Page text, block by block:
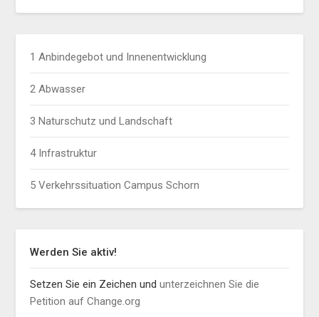
1 Anbindegebot und Innenentwicklung
2 Abwasser
3 Naturschutz und Landschaft
4 Infrastruktur
5 Verkehrssituation Campus Schorn
Werden Sie aktiv!
Setzen Sie ein Zeichen undunterzeichnen Sie die
Petition auf Change.org